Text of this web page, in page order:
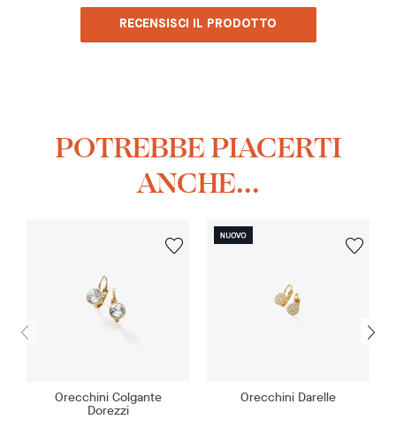
RECENSISCI IL PRODOTTO
POTREBBE PIACERTI
ANCHE...
Orecchini Colgante
Dorezzi
Orecchini Darelle